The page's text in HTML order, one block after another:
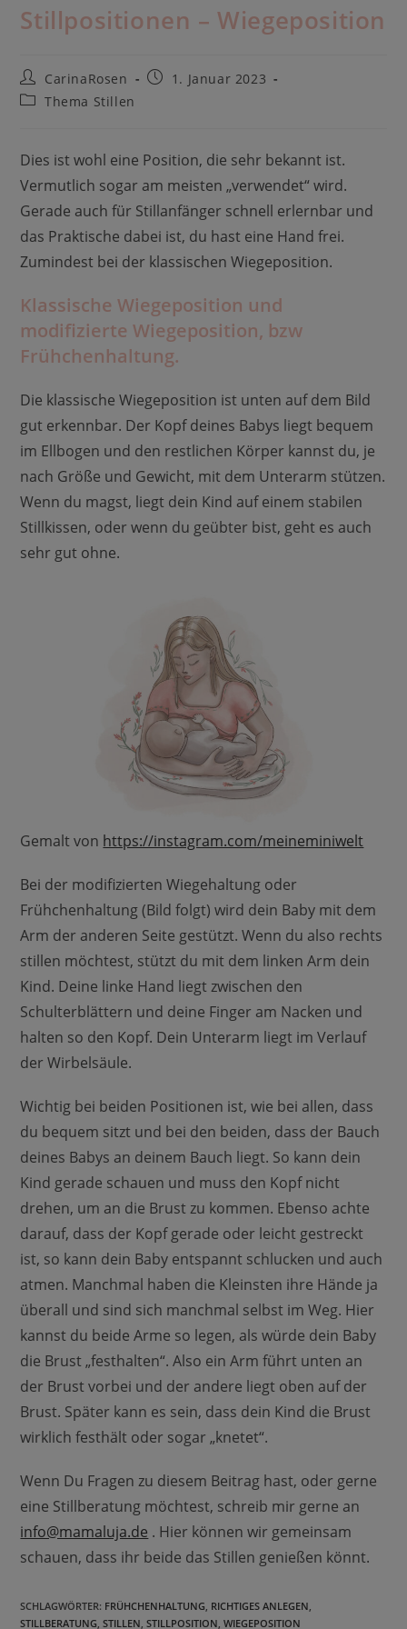
Stillpositionen – Wiegeposition
Beitrags-
Autor:
CarinaRosen
Beitrag1. Januar 2023
Beitrags-
Thema Stillen
Dies ist wohl eine Position, die sehr bekannt ist.
Vermutlich sogar am meisten „verwendet“ wird.
Gerade auch für Stillanfänger schnell erlernbar und
das Praktische dabei ist, du hast eine Hand frei.
Zumindest bei der klassischen Wiegeposition.
Klassische Wiegeposition und
modifizierte Wiegeposition, bzw
Frühchenhaltung.
Die klassische Wiegeposition ist unten auf dem Bild
gut erkennbar. Der Kopf deines Babys liegt bequem
im Ellbogen und den restlichen Körper kannst du, je
nach Größe und Gewicht, mit dem Unterarm stützen.
Wenn du magst, liegt dein Kind auf einem stabilen
Stillkissen, oder wenn du geübter bist, geht es auch
sehr gut ohne.
Gemalt von https://instagram.com/meineminiwelt
Bei der modifizierten Wiegehaltung oder
Frühchenhaltung (Bild folgt) wird dein Baby mit dem
Arm der anderen Seite gestützt. Wenn du also rechts
stillen möchtest, stützt du mit dem linken Arm dein
Kind. Deine linke Hand liegt zwischen den
Schulterblättern und deine Finger am Nacken und
halten so den Kopf. Dein Unterarm liegt im Verlauf
der Wirbelsäule.
Wichtig bei beiden Positionen ist, wie bei allen, dass
du bequem sitzt und bei den beiden, dass der Bauch
deines Babys an deinem Bauch liegt. So kann dein
Kind gerade schauen und muss den Kopf nicht
drehen, um an die Brust zu kommen. Ebenso achte
darauf, dass der Kopf gerade oder leicht gestreckt
ist, so kann dein Baby entspannt schlucken und auch
atmen. Manchmal haben die Kleinsten ihre Hände ja
überall und sind sich manchmal selbst im Weg. Hier
kannst du beide Arme so legen, als würde dein Baby
die Brust „festhalten“. Also ein Arm führt unten an
der Brust vorbei und der andere liegt oben auf der
Brust. Später kann es sein, dass dein Kind die Brust
wirklich festhält oder sogar „knetet“.
Wenn Du Fragen zu diesem Beitrag hast, oder gerne
eine Stillberatung möchtest, schreib mir gerne an
info@mamaluja.de . Hier können wir gemeinsam
schauen, dass ihr beide das Stillen genießen könnt.
SCHLAGWÖRTER: FRÜHCHENHALTUNG RICHTIGES ANLEGEN
STILLBERATUNG STILLEN STILLPOSITION WIEGEPOSITION